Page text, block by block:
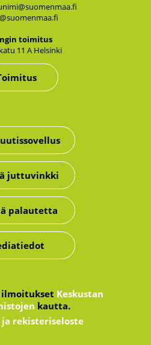
toi­mi­tus
11 A Hel­sin­ki
juttuvinkki
palautetta
ilmoitukset Keskustan
kautta.
ja rekisteriseloste